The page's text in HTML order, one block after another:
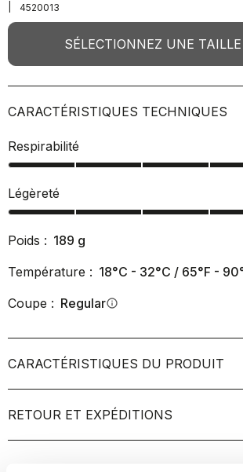
4520013
SÉLECTIONNEZ UNE TAILLE
CARACTÉRISTIQUES TECHNIQUES
Respirabilité
Légèreté
Poids : 189 g
Température : 18°C - 32°C / 65°F -
Coupe : Regularinfo
CARACTÉRISTIQUES DU PRODUIT
RETOUR ET EXPÉDITIONS